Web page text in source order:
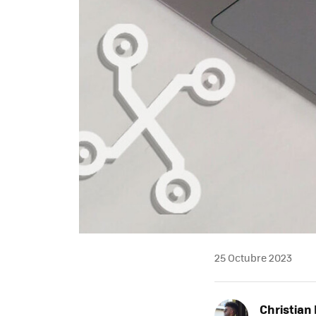
25 Octubre 2023
Christian